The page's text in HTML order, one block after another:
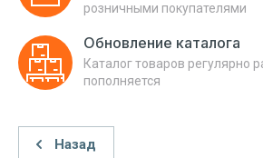
розничными покупателями
Обновление каталога
Каталог товаров регулярно
пополняется
Назад